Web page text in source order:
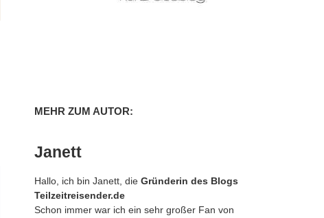
MEHR ZUM AUTOR:
Janett
Hallo, ich bin Janett, die Gründerin des Blogs
Teilzeitreisender.de
Schon immer war ich ein sehr großer Fan von